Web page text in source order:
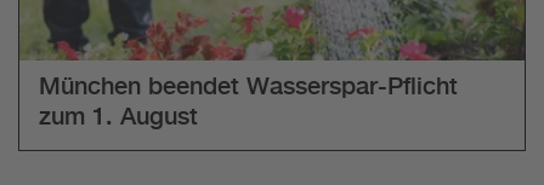
München beendet Wasserspar-Pflicht
zum 1. August